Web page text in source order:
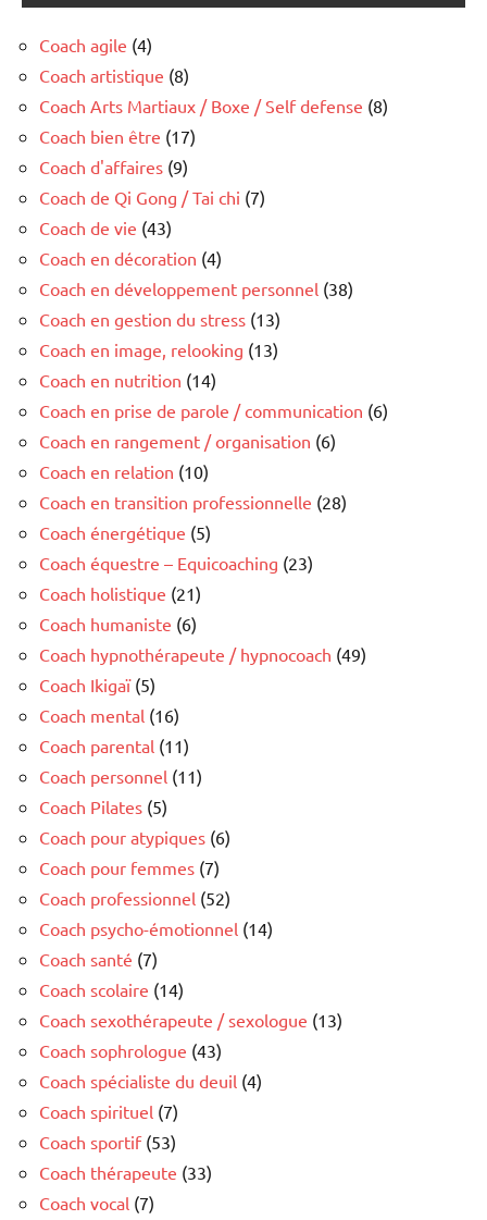
Coach agile (4)
Coach artistique (8)
Coach Arts Martiaux / Boxe / Self defense (8)
Coach bien être (17)
Coach d'affaires (9)
Coach de Qi Gong / Tai chi (7)
Coach de vie (43)
Coach en décoration (4)
Coach en développement personnel (38)
Coach en gestion du stress (13)
Coach en image, relooking (13)
Coach en nutrition (14)
Coach en prise de parole / communication (6)
Coach en rangement / organisation (6)
Coach en relation (10)
Coach en transition professionnelle (28)
Coach énergétique (5)
Coach équestre – Equicoaching (23)
Coach holistique (21)
Coach humaniste (6)
Coach hypnothérapeute / hypnocoach (49)
Coach Ikigaï(5)
Coach mental (16)
Coach parental (11)
Coach personnel (11)
Coach Pilates (5)
Coach pour atypiques (6)
Coach pour femmes (7)
Coach professionnel (52)
Coach psycho-émotionnel (14)
Coach santé (7)
Coach scolaire (14)
Coach sexothérapeute / sexologue (13)
Coach sophrologue (43)
Coach spécialiste du deuil (4)
Coach spirituel (7)
Coach sportif(53)
Coach thérapeute (33)
Coach vocal (7)